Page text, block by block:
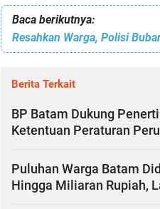
Baca berikutnya:
Resahkan Warga, Polisi
Berita Terkait
BP Batam Dukung
Ketentuan Peraturan
Puluhan Warga Batam
Hingga Miliaran Rupiah,